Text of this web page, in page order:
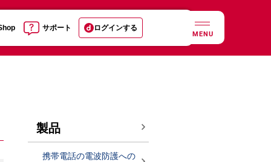
サポート ログインする
MENU
製品
携帯電話の電波防護への